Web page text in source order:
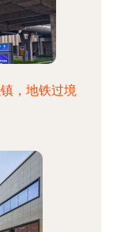
，地铁过境